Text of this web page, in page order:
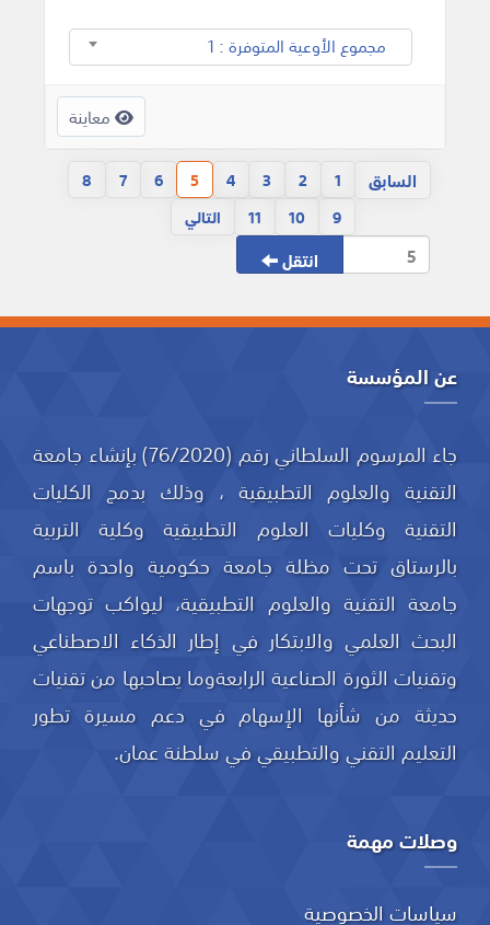
مجموع الأوعية المتوفرة : 1
معاينة
السابق 1
2
3
4
5
6
7
8
9
10
11 التالي
انتقل
عن المؤسسة
جاء المرسوم السلطاني رقم (76/2020) بإنشاء جامعة
التقنية والعلوم التطبيقية ، وذلك بدمج الكليات
التقنية وكليات العلوم التطبيقية وكلية التربية
بالرستاق تحت مظلة جامعة حكومية واحدة باسم
جامعة التقنية والعلوم التطبيقية، ليواكب توجهات
البحث العلمي والابتكار في إطار الذكاء الاصطناعي
وتقنيات الثورة الصناعية الرابعةوما يصاحبها من تقنيات
حديثة من شأنها الإسهام في دعم مسيرة تطور
التعليم التقني والتطبيقي في سلطنة عمان.
وصلات مهمة
سياسات الخصوصية